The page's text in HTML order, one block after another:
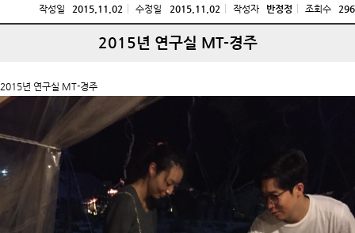
작성일 2015.11.02 수정일 2015.11.02 작성자 반정정 조회수 296
2015년 연구실 MT-경주
2015년 연구실 MT-경주